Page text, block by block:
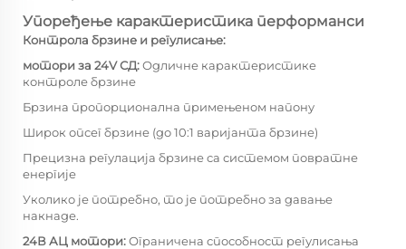
Упоређење карактеристика перформанси
Контрола брзине и регулисање:
мотори за 24V СД:Одличне карактеристике
контроле брзине
Брзина пропорционална примењеном напону
Широк опсег брзине (до 10:1 варијанта брзине)
Прецизна регулација брзине са системом повратне
енергије
Уколико је потребно, то је потребно за давање
накнаде.
24В АЦ мотори:Ограничена способност регулисања